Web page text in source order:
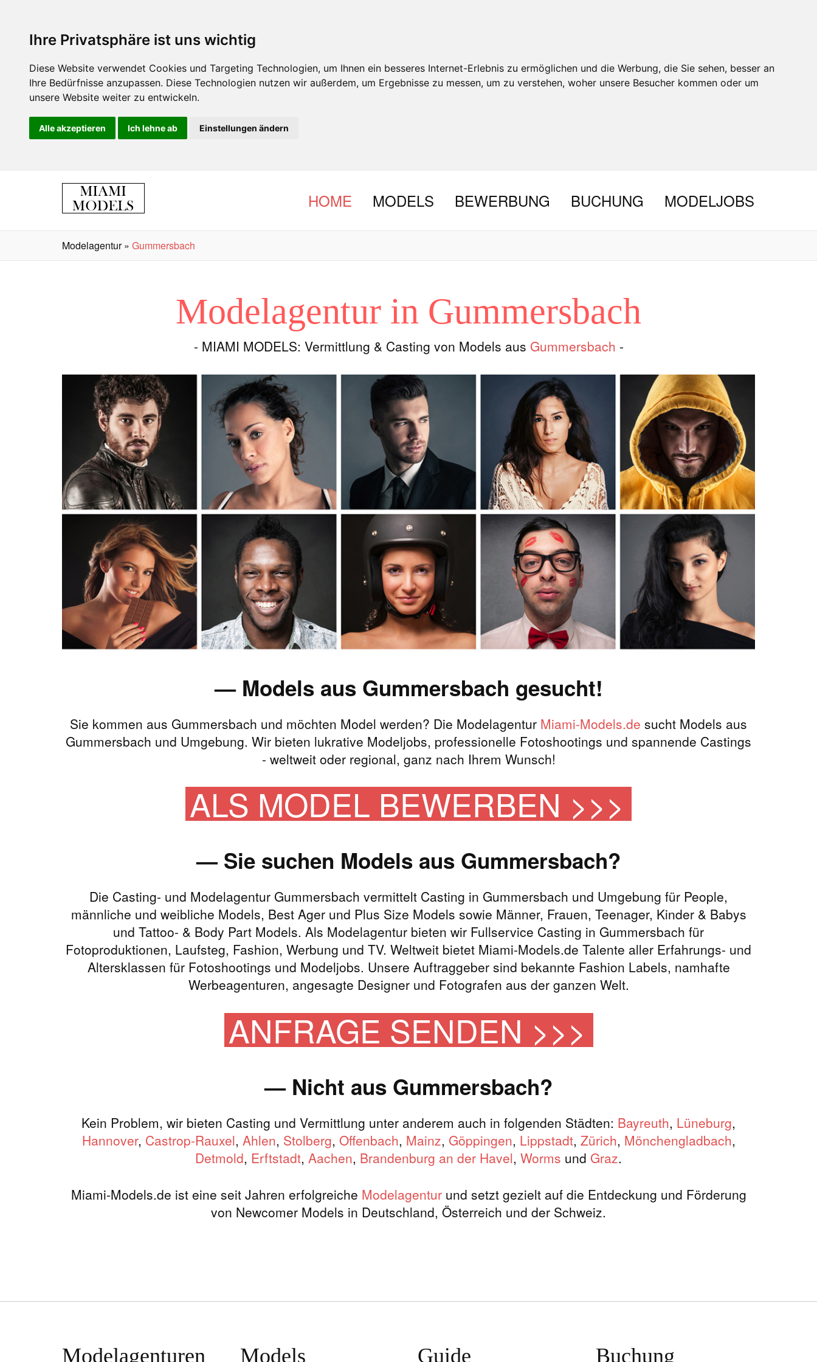
Ihre Privatsphäre ist uns wichtig
Diese Website verwendet Cookies und Targeting Technologien, um Ihnen ein besseres Internet-Erlebnis zu ermöglichen und die Werbung, die Sie sehen, besser an
Ihre Bedürfnisse anzupassen. Diese Technologien nutzen wir außerdem, um Ergebnisse zu messen, um zu verstehen, woher unsere Besucher kommen oder um
unsere Website weiter zu entwickeln.
Alle akzeptieren Ich lehne ab Einstellungen ändern
HOME MODELS BEWERBUNG BUCHUNG MODELJOBS
Modelagentur» Gummersbach
Modelagentur in Gummersbach
- MIAMI MODELS: Vermittlung & Casting von Models aus Gummersbach -
— Models aus Gummersbach gesucht!
Sie kommen aus Gummersbach und möchten Model werden? Die Modelagentur Miami-Models.de sucht Models aus
Gummersbach und Umgebung. Wir bieten lukrative Modeljobs, professionelle Fotoshootings und spannende Castings
- weltweit oder regional, ganz nach Ihrem Wunsch!
ALS MODEL BEWERBEN >>>
— Sie suchen Models aus Gummersbach?
Die Casting- und Modelagentur Gummersbach vermittelt Casting in Gummersbach und Umgebung für People,
männliche und weibliche Models, Best Ager und Plus Size Models sowie Männer, Frauen, Teenager, Kinder & Babys
und Tattoo- & Body Part Models. Als Modelagentur bieten wir Fullservice Casting in Gummersbach für
Fotoproduktionen, Laufsteg, Fashion, Werbung und TV. Weltweit bietet Miami-Models.de Talente aller Erfahrungs- und
Altersklassen für Fotoshootings und Modeljobs. Unsere Auftraggeber sind bekannte Fashion Labels, namhafte
Werbeagenturen, angesagte Designer und Fotografen aus der ganzen Welt.
ANFRAGE SENDEN >>>
— Nicht aus Gummersbach?
Kein Problem, wir bieten Casting und Vermittlung unter anderem auch in folgenden Städten: Bayreuth, Lüneburg,
Hannover, Castrop-Rauxel, Ahlen, Stolberg, Offenbach, Mainz, Göppingen, Lippstadt, Zürich, Mönchengladbach,
Detmold, Erftstadt, Aachen, Brandenburg an der Havel, Worms und Graz.
Miami-Models.de ist eine seit Jahren erfolgreiche Modelagenturund setzt gezielt auf die Entdeckung und Förderung
von Newcomer Models in Deutschland, Österreich und der Schweiz.
Modelagenturen Models Guide Buchung